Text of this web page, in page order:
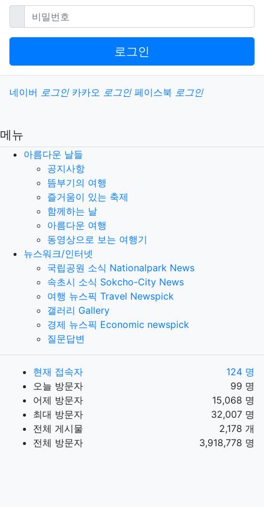
비밀번호필수
로그인
소셜계정으로 로그인
네이버 로그인 카카오 로그인 페이스북 로그인
메뉴
아름다운 날들
공지사항
뜸부기의 여행
즐거움이 있는 축제
함께하는 날
아름다운 여행
동영상으로 보는 여행기
뉴스워크/인터넷
국립공원 소식 Nationalpark News
속초시 소식 Sokcho-City News
여행 뉴스픽 Travel Newspick
갤러리 Gallery
경제 뉴스픽 Economic newspick
질문답변
현재 접속자
124 명
오늘 방문자
99 명
어제 방문자
15,068 명
최대 방문자
32,007 명
전체 게시물
2,178 개
전체 방문자
3,918,778 명